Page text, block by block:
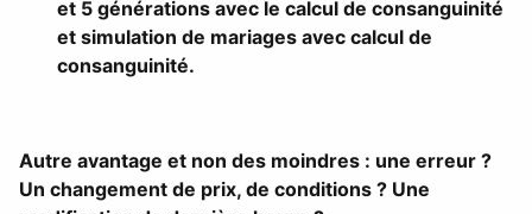
et 5 générations avec le calcul de consanguinité
et simulation de mariages avec calcul de
consanguinité.
Autre avantage et non des moindres : une erreur ?
Un changement de prix, de conditions ? Une